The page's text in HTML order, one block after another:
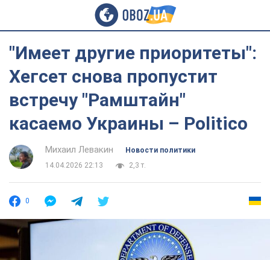
"Имеет другие приоритеты":
Хегсет снова пропустит
встречу "Рамштайн"
касаемо Украины – Politico
Михаил Левакин
Новости политики
14.04.2026 22:13
2,3 т.
0